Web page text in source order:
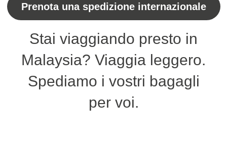
Prenota una spedizione internazionale
Stai viaggiando presto in
Malaysia? Viaggia leggero.
Spediamo i vostri bagagli
per voi.